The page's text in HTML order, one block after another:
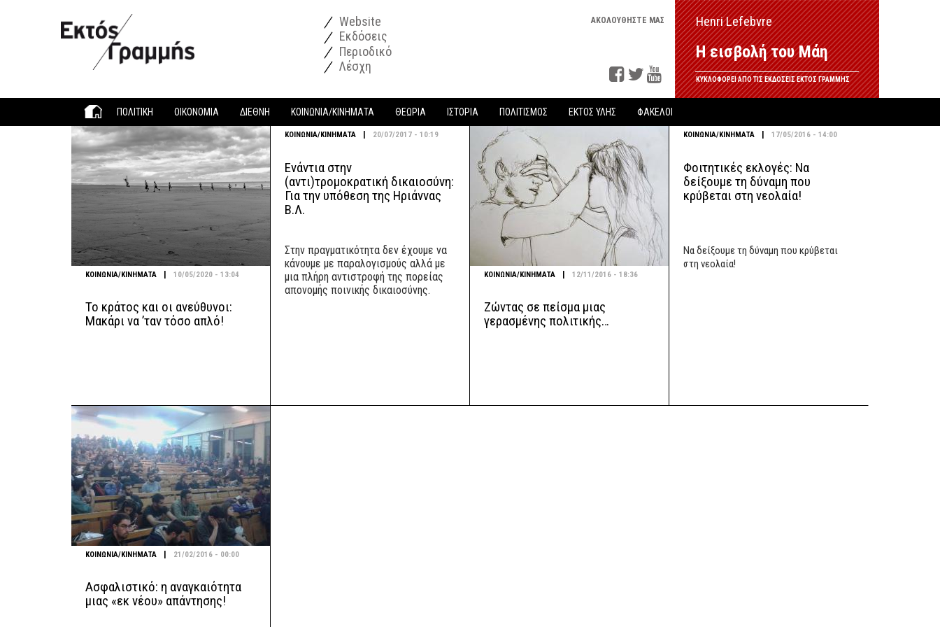
Website
Εκδόσεις
Περιοδικό
Λέσχη
ΑΚΟΛΟΥΘΗΣΤΕ ΜΑΣ Henri Lefebvre
Η εισβολή του Μάη
ΚΥΚΛΟΦΟΡΕΙ ΑΠΟ ΤΙΣ ΕΚΔΟΣΕΙΣ ΕΚΤΟΣ ΓΡΑΜΜΗΣ
ΠΟΛΙΤΙΚΗ ΟΙΚΟΝΟΜΙΑ ΔΙΕΘΝΗ ΚΟΙΝΩΝΙΑ/ΚΙΝΗΜΑΤΑ ΘΕΩΡΙΑ ΙΣΤΟΡΙΑ ΠΟΛΙΤΙΣΜΟΣ ΕΚΤΟΣ ΥΛΗΣ ΦΑΚΕΛΟΙ
ΚΟΙΝΩΝΙΑ/ΚΙΝΗΜΑΤΑ | 10/05/2020 - 13:04
Το κράτος και οι ανεύθυνοι:
Mακάρι να ’ταν τόσο απλό!
ΚΟΙΝΩΝΙΑ/ΚΙΝΗΜΑΤΑ 20/07/2017 - 10:19
Ενάντια στην
(αντι)τρομοκρατική δικαιοσύνη:
Για την υπόθεση της Ηριάννας
Β.Λ.
Στην πραγματικότητα δεν έχουμε να
κάνουμε με παραλογισμούς αλλά με
μια πλήρη αντιστροφή της πορείας
απονομής ποινικής δικαιοσύνης.
ΚΟΙΝΩΝΙΑ/ΚΙΝΗΜΑΤΑ | 12/11/2016 - 18:36
Ζώντας σε πείσμα μιας
γερασμένης πολιτικής…
ΚΟΙΝΩΝΙΑ/ΚΙΝΗΜΑΤΑ 17/05/2016 - 14:00
Φοιτητικές εκλογές: Να
δείξουμε τη δύναμη που
κρύβεται στη νεολαία!
Να δείξουμε τη δύναμη που κρύβεται
στη νεολαία!
ΚΟΙΝΩΝΙΑ/ΚΙΝΗΜΑΤΑ | 21/02/2016 - 00:00
Ασφαλιστικό: η αναγκαιότητα
μιας «εκ νέου» απάντησης!